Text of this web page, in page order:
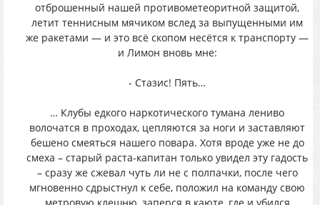
отброшенный нашей противометеоритной защитой,
летит теннисным мячиком вслед за выпущенными им
же ракетами — и это всё скопом несётся к транспорту —
и Лимон вновь мне:
- Стазис! Пять…
… Клубы едкого наркотического тумана лениво
волочатся в проходах, цепляются за ноги и заставляют
бешено смеяться нашего повара. Хотя вроде уже не до
смеха – старый раста-капитан только увидел эту гадость
– сразу же сжевал чуть ли не с полпачки, после чего
мгновенно сдрыстнул к себе, положил на команду свою